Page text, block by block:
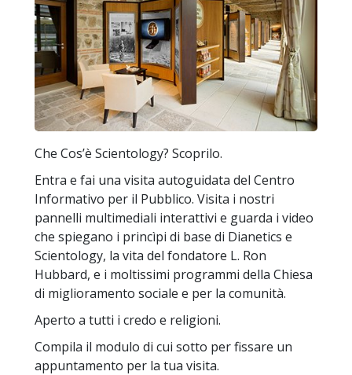
Che Cos’è Scientology? Scoprilo.
Entra e fai una visita autoguidata del Centro
Informativo per il Pubblico. Visita i nostri
pannelli multimediali interattivi e guarda i video
che spiegano i princìpi di base di Dianetics e
Scientology, la vita del fondatore L. Ron
Hubbard, e i moltissimi programmi della Chiesa
di miglioramento sociale e per la comunità.
Aperto a tutti i credo e religioni.
Compila il modulo di cui sotto per fissare un
appuntamento per la tua visita.